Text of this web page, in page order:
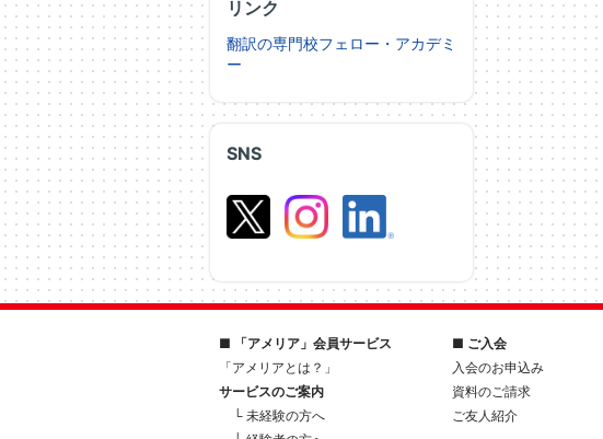
SNS
リンク
翻訳の専門校フェロー・アカデミ
ー
■ 「アメリア」会員サービス
「アメリアとは？」
サービスのご案内
└ 未経験の方へ
■ ご入会
入会のお申込み
資料のご請求
ご友人紹介